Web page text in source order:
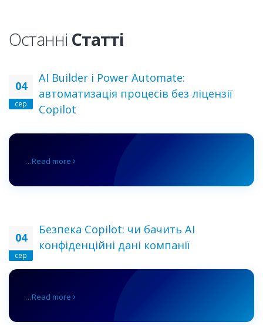
Останні Статті
04
сер
AI Builder і Power Automate:
автоматизація процесів без ліцензії
Copilot
…Read more
04
сер
Безпека Copilot: чи бачить AI
конфіденційні дані компанії
…Read more